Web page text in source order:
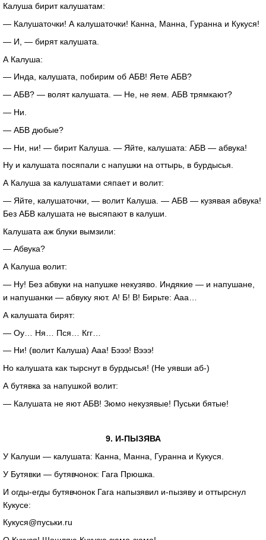
Калуша бирит калушатам:
— Калушаточки! А калушаточки! Канна, Манна, Гуранна и Кукуся!
— И, — бирят калушата.
А Калуша:
— Инда, калушата, побирим об АБВ! Яете АБВ?
— АБВ? — волят калушата. — Не, не яем. АБВ трямкают?
— Ни.
— АБВ дюбые?
— Ни, ни! — бирит Калуша. — Яйте, калушата: АБВ — абвука!
Ну и калушата посяпали с напушки на оттырь, в бурдысья.
А Калуша за калушатами сяпает и волит:
— Яйте, калушаточки, — волит Калуша. — АБВ — кузявая абвука!
Без АБВ калушата не высяпают в калуши.
Калушата аж блуки вымзили:
— Абвука?
А Калуша волит:
— Ну! Без абвуки на напушке некузяво. Индякие — и напушане,
и напушанки — абвуку яют. А! Б! В! Бирьте: Ааа…
А калушата бирят:
— Оу… Ня… Пся… Кгг…
— Ни! (волит Калуша) Ааа! Бэээ! Вэээ!
Но калушата как тырснут в бурдысья! (Не уявши аб-)
А бутявка за напушкой волит:
— Калушата не яют АБВ! Зюмо некузявые! Пуськи бятые!
9. И-ПЫЗЯВА
У Калуши — калушата: Канна, Манна, Гуранна и Кукуся.
У Бутявки — бутявчонок: Гага Прюшка.
И огды-егды бутявчонок Гага напызявил и-пызяву и оттырснул
Кукусе:
Кукуся@пуськи.ru